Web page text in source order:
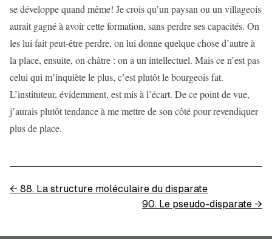
se développe quand même! Je crois qu’un paysan ou un villageois
aurait gagné à avoir cette formation, sans perdre ses capacités. On
les lui fait peut-être perdre, on lui donne quelque chose d’autre à
la place, ensuite, on châtre : on a un intellectuel. Mais ce n’est pas
celui qui m’inquiète le plus, c’est plutôt le bourgeois fat.
L’instituteur, évidemment, est mis à l’écart. De ce point de vue,
j’aurais plutôt tendance à me mettre de son côté pour revendiquer
plus de place.
← 88. La structure moléculaire du disparate
90. Le pseudo-disparate →